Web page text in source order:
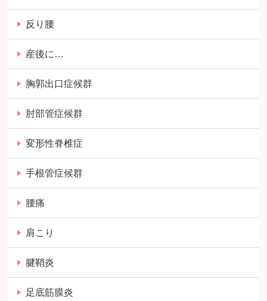
反り腰
産後に…
胸郭出口症候群
肘部管症候群
変形性脊椎症
手根管症候群
腰痛
肩こり
腱鞘炎
足底筋膜炎